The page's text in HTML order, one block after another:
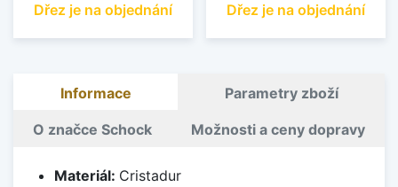
Dřez je na objednání Dřez je na objednání
Informace Parametry zboží
O značce Schock Možnosti a ceny dopravy
Materiál: Cristadur